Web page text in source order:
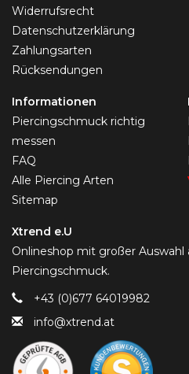
Widerrufsrecht
Datenschutzerklärung
Zahlungsarten
Rücksendungen
Informationen
Piercingschmuck richtig
messen
FAQ
Alle Piercing Arten
Sitemap
Xtrend e.U
Onlineshop mit großer Auswahl
Piercingschmuck.
+43 (0)677 64019982
info@xtrend.at